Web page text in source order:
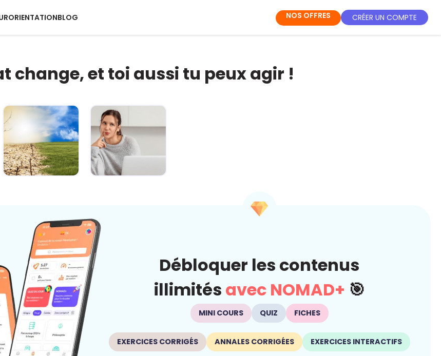
ORIENTATIONBLOG NOS OFFRES CRÉER UN COMPTE
change, et toi aussi tu peux agir !
Débloquer les contenus
illimités avec NOMAD+ 🎯
MINI COURS QUIZ FICHES
EXERCICES CORRIGÉS ANNALES CORRIGÉES EXERCICES INTERACTIFS